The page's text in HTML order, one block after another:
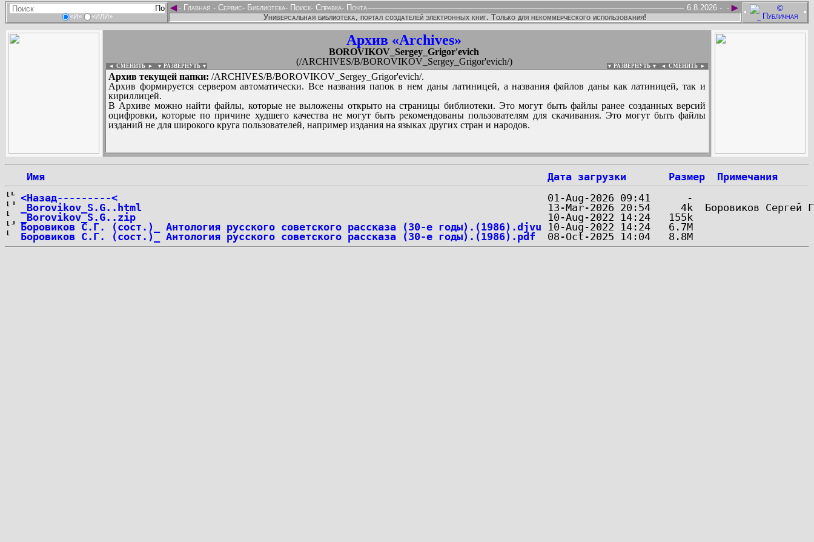
«И» «ИЛИ»
• •
◄ ►
- Главная - Сервис- Библиотека- Поиск- Справка- Почта -
6.8.2026 -
Универсальная библиотека, портал создателей электронных книг. Только для некоммерческого использования!
Архив «Archives»
BOROVIKOV_Sergey_Grigor'evich
(/ARCHIVES/B/BOROVIKOV_Sergey_Grigor'evich/)
◄ СМЕНИТЬ ► ▼ РАЗВЕРНУТЬ ▼ ▼ РАЗВЕРНУТЬ ▼ ◄ СМЕНИТЬ ►
Архив текущей папки: /ARCHIVES/B/BOROVIKOV_Sergey_Grigor'evich/.
Архив формируется сервером автоматически. Все названия папок в нем даны латиницей, а названия файлов даны как латиницей, так и
кириллицей.
В Архиве можно найти файлы, которые не выложены открыто на страницы библиотеки. Это могут быть файлы ранее созданных версий
оцифровки, которые по причине худшего качества не могут быть рекомендованы пользователям для скачивания. Это могут быть файлы
изданий не для широкого круга пользователей, например издания на языках других стран и народов.
:
...
Имя Дата загрузки Размер
Примечания
<Назад---------<
_Borovikov_S.G..html
_Borovikov_S.G..zip
Боровиков С.Г. (сост.)_ Антология русского советского рассказа (30-е годы).(1986).djvu
Боровиков С.Г. (сост.)_ Антология русского советского рассказа (30-е годы).(1986).pdf